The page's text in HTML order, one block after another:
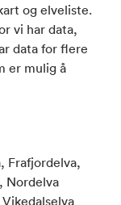
og elveliste.
vi har data,
data for flere
er mulig å
Frafjordelva,
Nordelva